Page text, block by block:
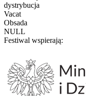
dystrybucja
Vacat
Obsada
NULL
Festiwal wspierają: